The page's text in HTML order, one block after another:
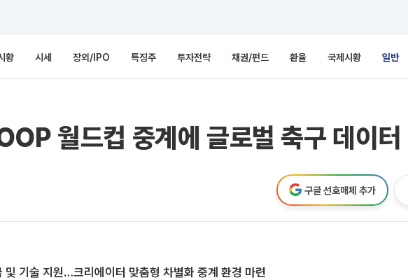
황 시세 장외/IPO 특징주 투자전략 채권/펀드 환율 국제시황 일반
월드컵 중계에 글로벌 축구 데이터
구글 선호매체 추가
및 기술 지원…크리에이터 맞춤형 차별화 중계 환경 마련